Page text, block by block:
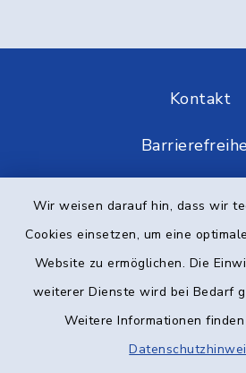
Wir weisen darauf hin, dass wir
Cookies einsetzen, um eine
Website zu ermöglichen. Die
weiterer Dienste wird bei Bedarf
Weitere Informationen
Kontakt
Impressum
Elektronische
Sitemap